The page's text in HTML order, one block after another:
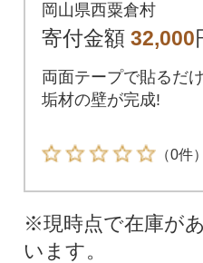
岡山県西粟倉村
寄付金額 32,000
両面テープで貼るだ
垢材の壁が完成!
（0件）
※現時点で在庫が
います。